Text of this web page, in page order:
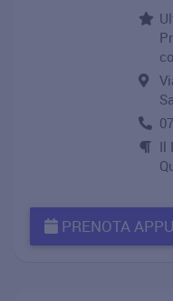
Il
PRENOTA